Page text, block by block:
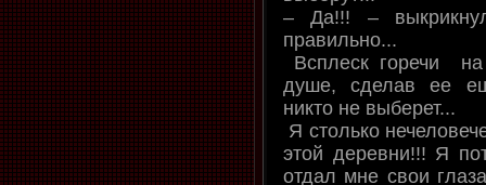
– Да!!! –
правильно...
Всплеск горечи
душе, сделав ее
никто не выберет...
Я столько
этой деревни!!! Я
отдал мне свои